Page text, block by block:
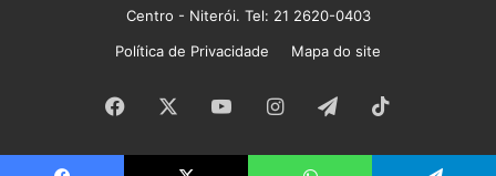
Centro - Niterói. Tel: 21 2620-0403
Política de Privacidade
Mapa do site
Facebook YouTubeInstagram
Telegram